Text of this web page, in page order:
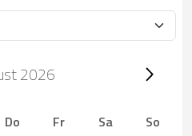
2026
Do Fr Sa
So